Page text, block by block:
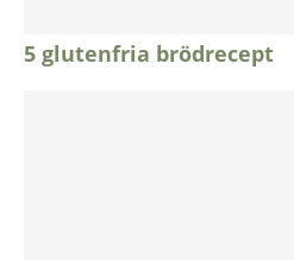
5 glutenfria brödrecept